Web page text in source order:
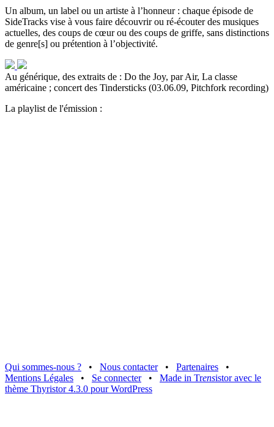
Un album, un label ou un artiste à l’honneur : chaque épisode de
SideTracks vise à vous faire découvrir ou ré-écouter des musiques
actuelles, des coups de cœur ou des coups de griffe, sans distinctions
de genre[s] ou prétention à l’objectivité.
Au générique, des extraits de : Do the Joy, par Air, La classe
américaine ; concert des Tindersticks (03.06.09, Pitchfork recording)
La playlist de l'émission :
Qui sommes-nous ? • Nous contacter • Partenaires
•
Mentions Légales
• Se connecter • Made in Trensistor avec le
thème Thyristor 4.3.0 pour WordPress